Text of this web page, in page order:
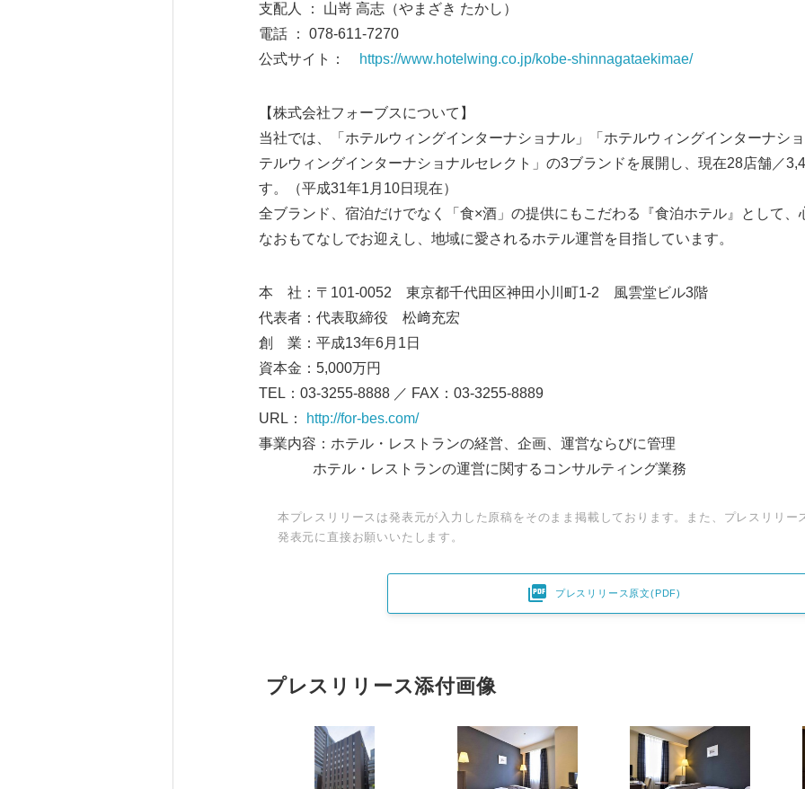
支配人 ： 山嵜 高志（やまざき たかし）
電話 ： 078-611-7270
公式サイト：
https://www.hotelwing.co.jp/kobe-shinnagataekimae/
【株式会社フォーブスについて】
当社では、「ホテルウィングインターナショナル」「ホテルウィングインターナシ
テルウィングインターナショナルセレクト」の3ブランドを展開し、現在28店舗／
す。（平成31年1月10日現在）
全ブランド、宿泊だけでなく「食×酒」の提供にもこだわる『食泊ホテル』として、
なおもてなしでお迎えし、地域に愛されるホテル運営を目指しています。
本 社：〒101-0052 東京都千代田区神田小川町1-2 風雲堂ビル3階
代表者：代表取締役 松﨑充宏
創 業：平成13年6月1日
資本金：5,000万円
TEL：03-3255-8888 ／ FAX：03-3255-8889
URL：
http://for-bes.com/
事業内容：ホテル・レストランの経営、企画、運営ならびに管理
ホテル・レストランの運営に関するコンサルティング業務
本プレスリリースは発表元が入力した原稿をそのまま掲載しております。また、プレスリリー
発表元に直接お願いいたします。
 プレスリリース原文(PDF)
プレスリリース添付画像